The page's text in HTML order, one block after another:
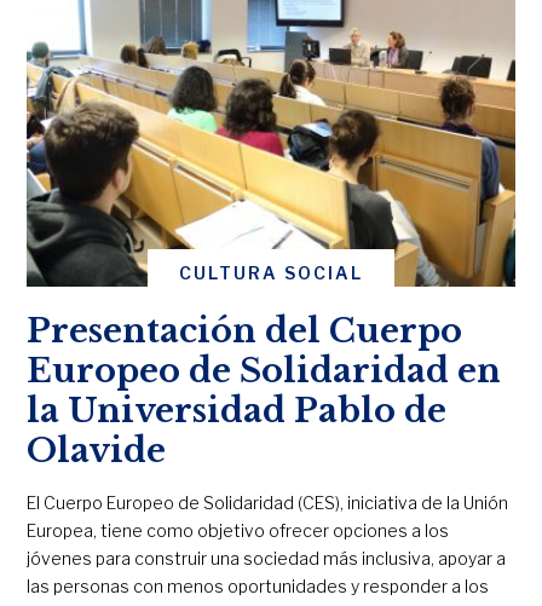
CULTURA SOCIAL
Presentación del Cuerpo
Europeo de Solidaridad en
la Universidad Pablo de
Olavide
El Cuerpo Europeo de Solidaridad (CES), iniciativa de la Unión
Europea, tiene como objetivo ofrecer opciones a los
jóvenes para construir una sociedad más inclusiva, apoyar a
las personas con menos oportunidades y responder a los